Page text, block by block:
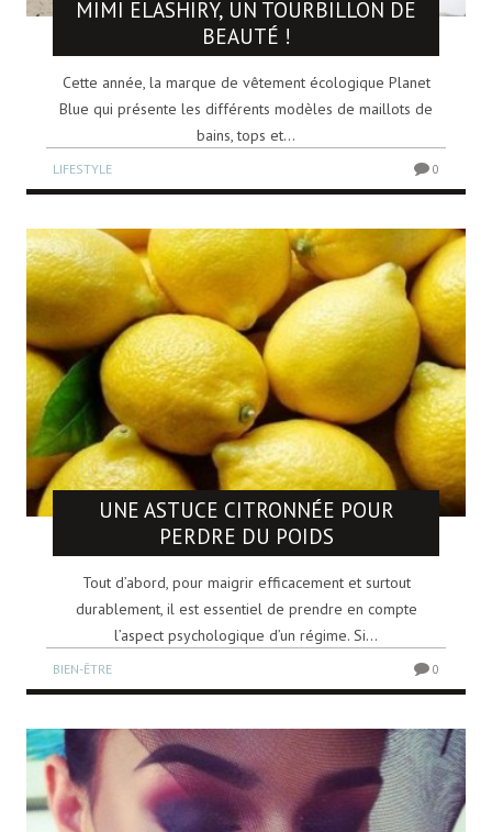
MIMI ELASHIRY, UN TOURBILLON DE
BEAUTÉ !
Cette année, la marque de vêtement écologique Planet
Blue qui présente les différents modèles de maillots de
bains, tops et...
LIFESTYLE 0
UNE ASTUCE CITRONNÉE POUR
PERDRE DU POIDS
Tout d’abord, pour maigrir efficacement et surtout
durablement, il est essentiel de prendre en compte
l’aspect psychologique d’un régime. Si...
BIEN-ÊTRE 0